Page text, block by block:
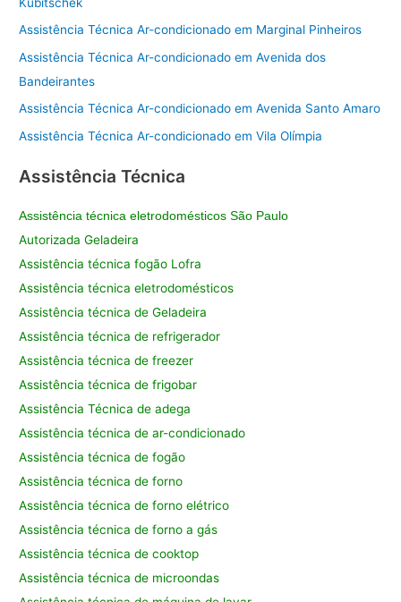
Assistência Técnica Ar-condicionado em Marginal Pinheiros
Assistência Técnica Ar-condicionado em Avenida dos
Bandeirantes
Assistência Técnica Ar-condicionado em Avenida Santo Amaro
Assistência Técnica Ar-condicionado em Vila Olímpia
Assistência Técnica
Assistência técnica eletrodomésticos São Paulo
Autorizada Geladeira
Assistência técnica fogão Lofra
Assistência técnica eletrodomésticos
Assistência técnica de Geladeira
Assistência técnica de refrigerador
Assistência técnica de freezer
Assistência técnica de frigobar
Assistência Técnica de adega
Assistência técnica de ar-condicionado
Assistência técnica de fogão
Assistência técnica de forno
Assistência técnica de forno elétrico
Assistência técnica de forno a gás
Assistência técnica de cooktop
Assistência técnica de microondas